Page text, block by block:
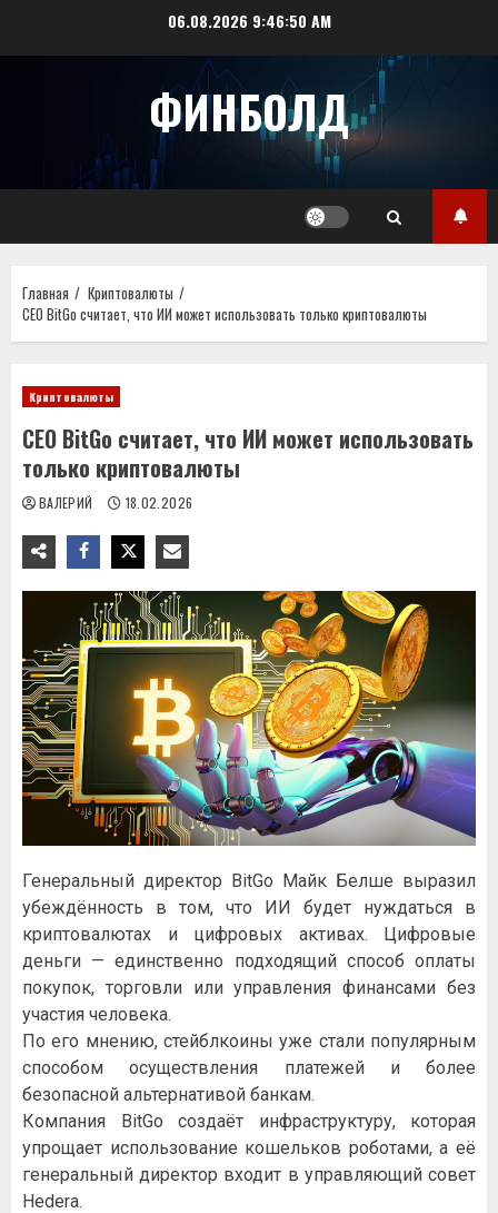
06.08.2026 9:46:51 AM
ФИНБОЛД
Главная
Криптовалюты
CEO BitGo считает, что ИИ может использовать только криптовалюты
Криптовалюты
CEO BitGo считает, что ИИ может использовать
только криптовалюты
ВАЛЕРИЙ 18.02.2026
Генеральный директор BitGo Майк Белше выразил
убеждённость в том, что ИИ будет нуждаться в
криптовалютах и цифровых активах. Цифровые
деньги — единственно подходящий способ оплаты
покупок, торговли или управления финансами без
участия человека.
По его мнению, стейблкоины уже стали популярным
способом осуществления платежей и более
безопасной альтернативой банкам.
Компания BitGo создаёт инфраструктуру, которая
упрощает использование кошельков роботами, а её
генеральный директор входит в управляющий совет
Hedera.